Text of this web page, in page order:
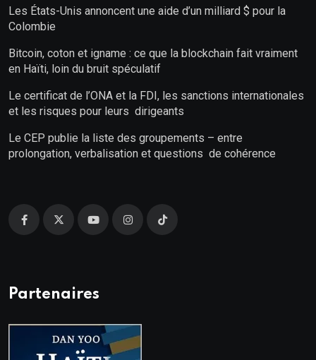
Les États-Unis annoncent une aide d’un milliard $ pour la
Colombie
Bitcoin, coton et igname : ce que la blockchain fait vraiment
en Haïti, loin du bruit spéculatif
Le certificat de l’ONA et la FDI, les sanctions internationales
et les risques pour leurs dirigeants
Le CEP publie la liste des groupements – entre
prolongation, verbalisation et questions de cohérence
Partenaires